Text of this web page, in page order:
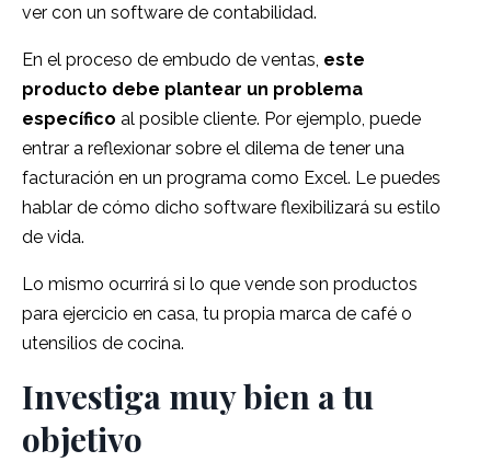
ver con un software de contabilidad.
En el proceso de embudo de ventas, este
producto debe plantear un problema
específico al posible cliente. Por ejemplo, puede
entrar a reflexionar sobre el dilema de tener una
facturación en un programa como Excel. Le puedes
hablar de cómo dicho software flexibilizará su estilo
de vida.
Lo mismo ocurrirá si lo que vende son productos
para ejercicio en casa, tu propia marca de café o
utensilios de cocina.
Investiga muy bien a tu
objetivo